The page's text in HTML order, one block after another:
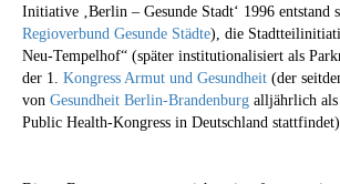
Initiative ‚Berlin – Gesunde Stadt‘ 1996 entstand
Regioverbund Gesunde Städte), die
Neu-Tempelhof“ (später institutionalisiert als
der 1. Kongress Armut und Gesundheit (der
von Gesundheit Berlin-Brandenburg alljährlich
Public Health-Kongress in Deutschland